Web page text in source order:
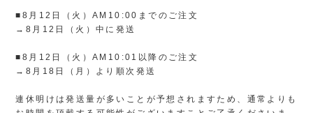
■8月12日（火）AM10:00までのご注文
→8月12日（火）中に発送
■8月12日（火）AM10:01以降のご注文
→8月18日（月）より順次発送
連休明けは発送量が多いことが予想されますため、通常よりも